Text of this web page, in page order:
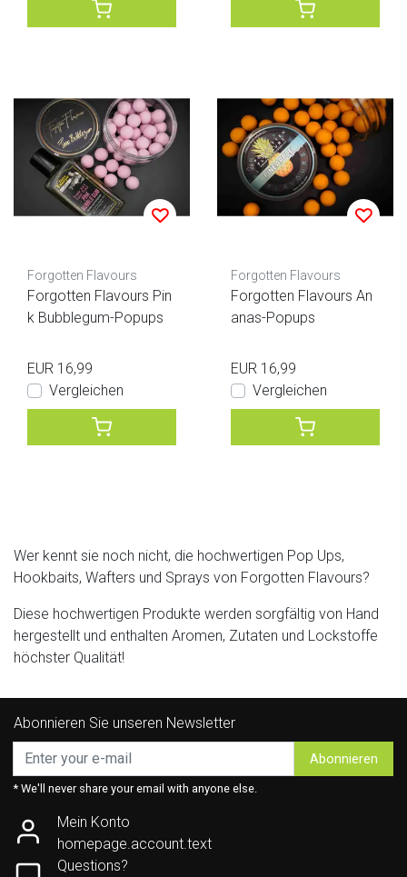
Forgotten Flavours
Forgotten Flavours Pin
k Bubblegum-Popups
EUR 16,99
Vergleichen
Forgotten Flavours
Forgotten Flavours An
anas-Popups
EUR 16,99
Vergleichen
Wer kennt sie noch nicht, die hochwertigen Pop Ups,
Hookbaits, Wafters und Sprays von Forgotten Flavours?
Diese hochwertigen Produkte werden sorgfältig von Hand
hergestellt und enthalten Aromen, Zutaten und Lockstoffe
höchster Qualität!
Abonnieren Sie unseren Newsletter
Abonnieren
* We'll never share your email with anyone else.
Mein Konto
homepage.account.text
Questions?